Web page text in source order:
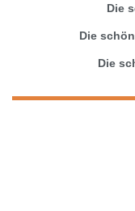
Die
Die
Die